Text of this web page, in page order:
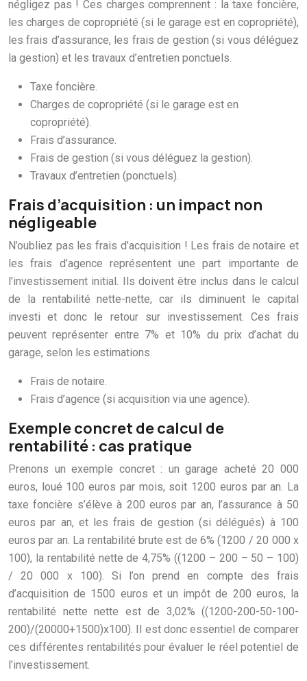
négligez pas ! Ces charges comprennent : la taxe foncière,
les charges de copropriété (si le garage est en copropriété),
les frais d’assurance, les frais de gestion (si vous déléguez
la gestion) et les travaux d’entretien ponctuels.
Taxe foncière.
Charges de copropriété (si le garage est en
copropriété).
Frais d’assurance.
Frais de gestion (si vous déléguez la gestion).
Travaux d’entretien (ponctuels).
Frais d’acquisition : un impact non
négligeable
N’oubliez pas les frais d’acquisition ! Les frais de notaire et
les frais d’agence représentent une part importante de
l’investissement initial. Ils doivent être inclus dans le calcul
de la rentabilité nette-nette, car ils diminuent le capital
investi et donc le retour sur investissement. Ces frais
peuvent représenter entre 7% et 10% du prix d’achat du
garage, selon les estimations.
Frais de notaire.
Frais d’agence (si acquisition via une agence).
Exemple concret de calcul de
rentabilité : cas pratique
Prenons un exemple concret : un garage acheté 20 000
euros, loué 100 euros par mois, soit 1200 euros par an. La
taxe foncière s’élève à 200 euros par an, l’assurance à 50
euros par an, et les frais de gestion (si délégués) à 100
euros par an. La rentabilité brute est de 6% (1200 / 20 000 x
100), la rentabilité nette de 4,75% ((1200 – 200 – 50 – 100)
/ 20 000 x 100). Si l’on prend en compte des frais
d’acquisition de 1500 euros et un impôt de 200 euros, la
rentabilité nette nette est de 3,02% ((1200-200-50-100-
200)/(20000+1500)x100). Il est donc essentiel de comparer
ces différentes rentabilités pour évaluer le réel potentiel de
l’investissement.